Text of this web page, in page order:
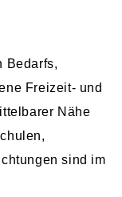
Bedarfs,
Freizeit- und
Nähe
sind im